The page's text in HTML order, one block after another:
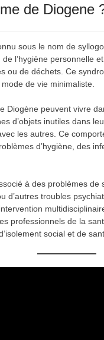
de Diogene
sous le nom de
l’hygiène personnelle
ou de déchets. Ce
de vie minimaliste.
Diogène peuvent vivre
d’objets inutiles dans
les autres. Ce
d’hygiène, des
à des problèmes
d’autres troubles
professionnels de la
social et de